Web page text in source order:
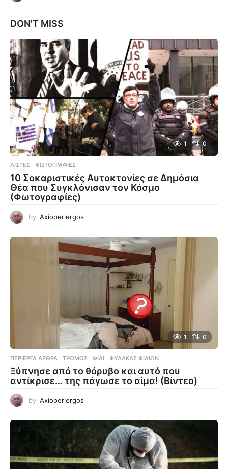
DON'T MISS
1 0
ΛΊΣΤΕΣ ,ΦΩΤΟΓΡΑΦΊΕΣ
10 Σοκαριστικές Αυτοκτονίες σε Δημόσια
Θέα που Συγκλόνισαν τον Κόσμο
(Φωτογραφίες)
by Axioperiergos
1 0
ΠΕΡΊΕΡΓΑ ΆΡΘΡΑ ΤΡΌΜΟΣ ,ΦΊΔΙ ,ΦΎΛΑΚΑΣ ΦΙΔΙΏΝ
Ξύπνησε από το θόρυβο και αυτό που
αντίκρισε… της πάγωσε το αίμα! (Βίντεο)
by Axioperiergos